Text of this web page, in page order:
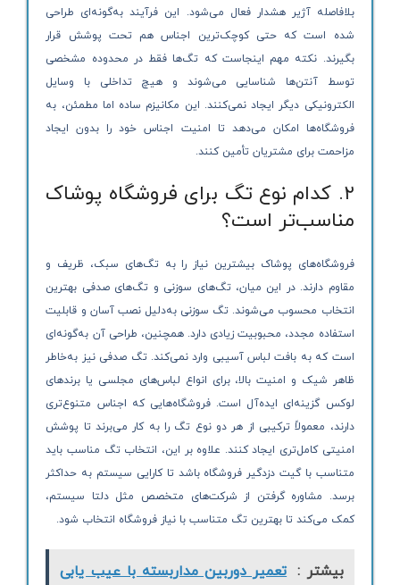
بلافاصله آژیر هشدار فعال می‌شود. این فرآیند به‌گونه‌ای طراحی
شده است که حتی کوچک‌ترین اجناس هم تحت پوشش قرار
بگیرند. نکته مهم اینجاست که تگ‌ها فقط در محدوده مشخصی
توسط آنتن‌ها شناسایی می‌شوند و هیچ تداخلی با وسایل
الکترونیکی دیگر ایجاد نمی‌کنند. این مکانیزم ساده اما مطمئن، به
فروشگاه‌ها امکان می‌دهد تا امنیت اجناس خود را بدون ایجاد
مزاحمت برای مشتریان تأمین کنند.
۲. کدام نوع تگ برای فروشگاه پوشاک
مناسب‌تر است؟
فروشگاه‌های پوشاک بیشترین نیاز را به تگ‌های سبک، ظریف و
مقاوم دارند. در این میان، تگ‌های سوزنی و تگ‌های صدفی بهترین
انتخاب محسوب می‌شوند. تگ سوزنی به‌دلیل نصب آسان و قابلیت
استفاده مجدد، محبوبیت زیادی دارد. همچنین، طراحی آن به‌گونه‌ای
است که به بافت لباس آسیبی وارد نمی‌کند. تگ صدفی نیز به‌خاطر
ظاهر شیک و امنیت بالا، برای انواع لباس‌های مجلسی یا برندهای
لوکس گزینه‌ای ایده‌آل است. فروشگاه‌هایی که اجناس متنوع‌تری
دارند، معمولاً ترکیبی از هر دو نوع تگ را به کار می‌برند تا پوشش
امنیتی کامل‌تری ایجاد کنند. علاوه بر این، انتخاب تگ مناسب باید
متناسب با گیت دزدگیر فروشگاه باشد تا کارایی سیستم به حداکثر
برسد. مشاوره گرفتن از شرکت‌های متخصص مثل دلتا سیستم،
کمک می‌کند تا بهترین تگ متناسب با نیاز فروشگاه انتخاب شود.
بیشتر : تعمیر دوربین مداربسته با عیب یابی